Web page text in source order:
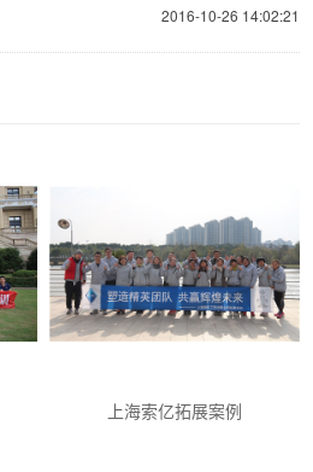
2016-10-26 14:02:21
上海索亿拓展案例